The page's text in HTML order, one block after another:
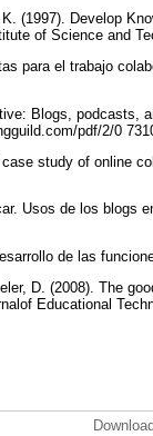
(1997). Develop
of Science and
para el trabajo
Blogs, podcasts,
pdf/2/0
study of online
Usos de los blogs
de las
D. (2008). The
Educational